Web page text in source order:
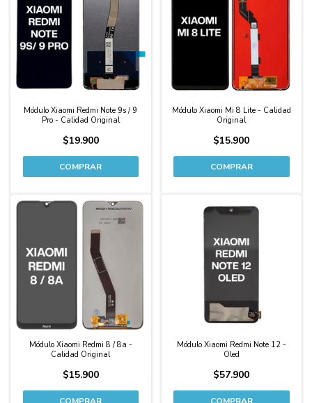
Módulo Xiaomi Redmi Note 9s / 9
Pro - Calidad Original
$19.900
Módulo Xiaomi Mi 8 Lite - Calidad
Original
$15.900
Módulo Xiaomi Redmi 8 / 8a -
Calidad Original
$15.900
Módulo Xiaomi Redmi Note 12 -
Oled
$57.900